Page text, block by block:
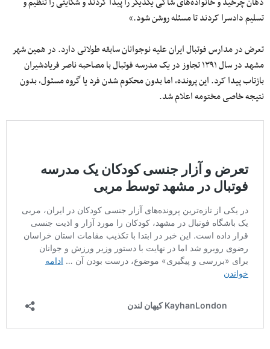
تسلیم دادسرا کردند تا مسئله روشن شود.»
تعرض در مدارس فوتبال ایران علیه نوجوانان سابقه طولانی دارد. در همین شهر
مشهد در سال ۱۳۹۱ تجاوز در یک مدرسه فوتبال با مصاحبه ناصر فریادشیران
بازتاب پیدا کرد. این پرونده، اما بدون محکوم شدن فرد یا گروه مسئول، بدون
نتیجه خاصی مختومه اعلام شد.